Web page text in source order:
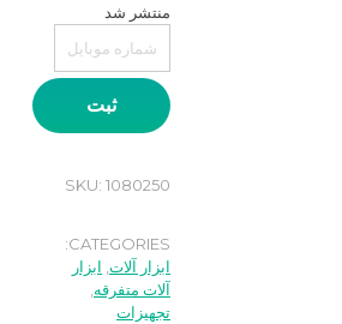
منتشر شد
ثبت
SKU: 1080250
CATEGORIES:
ابزار آلات, ابزار
آلات متفرقه,
تجهیزات